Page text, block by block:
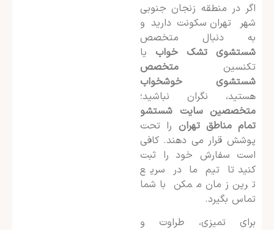
اگر در منطقه زنجان جنوبی
شهر تهران سکونت دارید و
به دنبال متخصص
شستشوی تشک خوابیا
تکنسین
متخصص
شستشوی خوشخواب
هستید، نگران نباشید؛
متخصصین سایت شستشو
تمام مناطق تهرانرا تحت
پوشش قرار می دهند. کافی
است سفارش خود را ثبت
کنید تا تیم ما در سریع
ترین زمان ممکن با شما
تماس بگیرد.
برای تمیزی، طراوت و